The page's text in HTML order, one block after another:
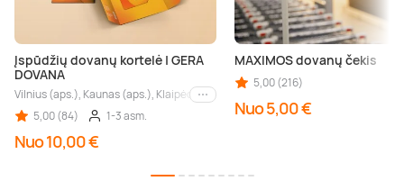
Įspūdžių dovanų kortelė | GERA
DOVANA
Vilnius (aps.), Kaunas (aps.), Klaipėda (aps.), Palanga (aps.), Nida (aps.),
Kiti miestai
5,00 (84)
1-3 asm.
Nuo 10,00 €
MAXIMOS dovanų čekis
5,00 (216)
Nuo 5,00 €